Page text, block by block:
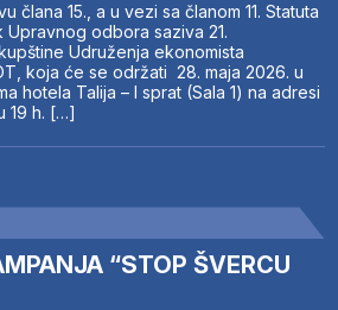
člana 15., a u vezi sa članom 11. Statuta
odbora saziva 21.
Udruženja ekonomista
koja će se održati 28. maja 2026. u
hotela Talija – I sprat (Sala 1) na adresi
19 h. […]
“STOP ŠVERCU